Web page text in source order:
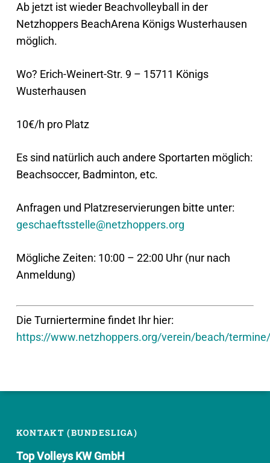
Ab jetzt ist wieder Beachvolleyball in der
Netzhoppers BeachArena Königs Wusterhausen
möglich.
Wo? Erich-Weinert-Str. 9 – 15711 Königs
Wusterhausen
10€/h pro Platz
Es sind natürlich auch andere Sportarten möglich:
Beachsoccer, Badminton, etc.
Anfragen und Platzreservierungen bitte unter:
geschaeftsstelle@netzhoppers.org
Mögliche Zeiten: 10:00 – 22:00 Uhr (nur nach
Anmeldung)
Die Turniertermine findet Ihr hier:
https://www.netzhoppers.org/verein/beach/termine/
KONTAKT (BUNDESLIGA)
Top Volleys KW GmbH